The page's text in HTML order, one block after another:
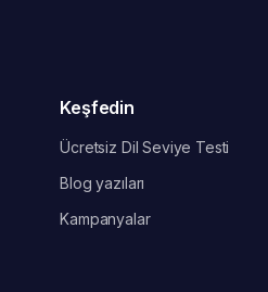
Keşfedin
Ücretsiz Dil Seviye Testi
Blog yazıları
Kampanyalar